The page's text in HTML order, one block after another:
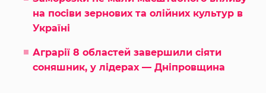
на посіви зернових та олійних культур в
Україні
Аграрії 8 областей завершили сіяти
соняшник, у лідерах — Дніпровщина